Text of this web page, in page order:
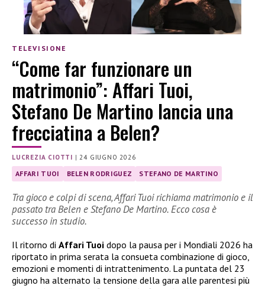
TELEVISIONE
“Come far funzionare un
matrimonio”: Affari Tuoi,
Stefano De Martino lancia una
frecciatina a Belen?
LUCREZIA CIOTTI |24 GIUGNO 2026
AFFARI TUOI BELEN RODRIGUEZ STEFANO DE MARTINO
Tra gioco e colpi di scena, Affari Tuoi richiama matrimonio e il
passato tra Belen e Stefano De Martino. Ecco cosa è
successo in studio.
Il ritorno di Affari Tuoi dopo la pausa per i Mondiali 2026 ha
riportato in prima serata la consueta combinazione di gioco,
emozioni e momenti di intrattenimento. La puntata del 23
giugno ha alternato la tensione della gara alle parentesi più